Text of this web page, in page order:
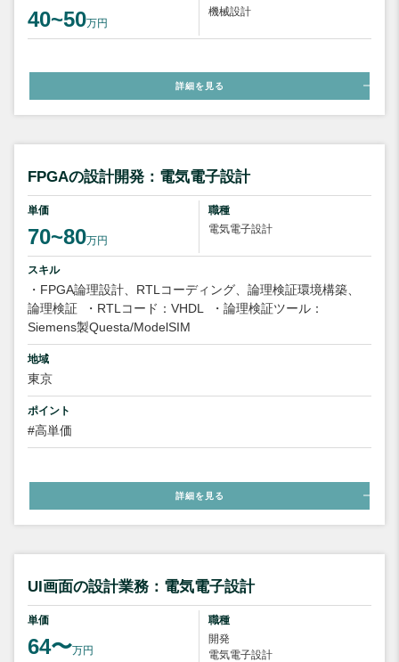
40~50万円
機械設計
詳細を見る
FPGAの設計開発：電気電子設計
単価
70~80万円
職種
電気電子設計
スキル
・FPGA論理設計、RTLコーディング、論理検証環境構築、
論理検証
・RTLコード：VHDL
・論理検証ツール：
Siemens製Questa/ModelSIM
地域
東京
ポイント
#高単価
詳細を見る
UI画面の設計業務：電気電子設計
単価
64〜万円
職種
開発
電気電子設計